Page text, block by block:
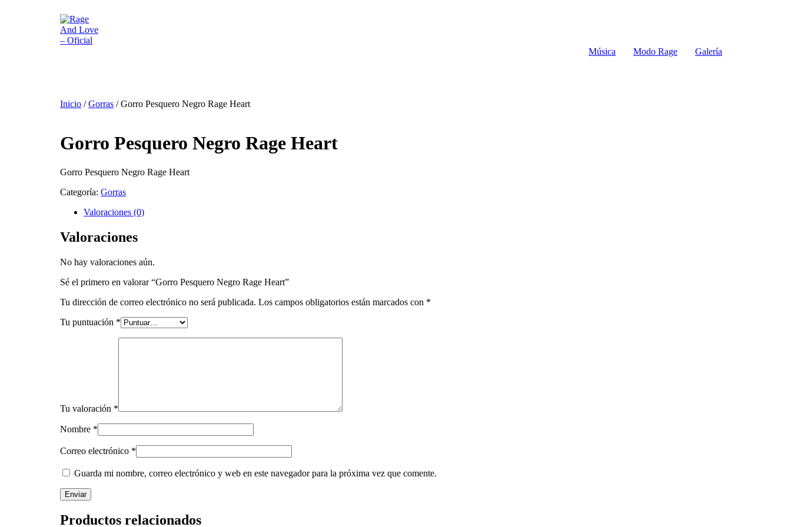
Música Modo Rage Galería
Inicio /Gorras / Gorro Pesquero Negro Rage Heart
Gorro Pesquero Negro Rage Heart
Gorro Pesquero Negro Rage Heart
Categoría: Gorras
Valoraciones (0)
Valoraciones
No hay valoraciones aún.
Sé el primero en valorar “Gorro Pesquero Negro Rage Heart”
Tu dirección de correo electrónico no será publicada. Los campos obligatorios están marcados con *
Tu puntuación *
Tu valoración *
Nombre *
Correo electrónico *
Guarda mi nombre, correo electrónico y web en este navegador para la próxima vez que comente.
Productos relacionados